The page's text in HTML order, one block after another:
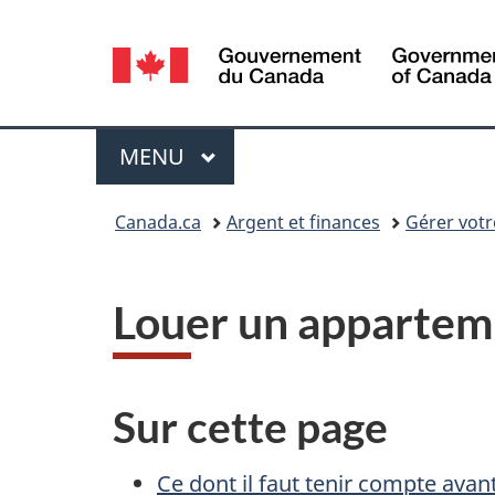
Sélection
de
la
langue
Menu
MENU PRINCIPAL
Canada.ca Argent et finances Gérer
Louer un
Sur cette page
Ce dont il faut tenir compte